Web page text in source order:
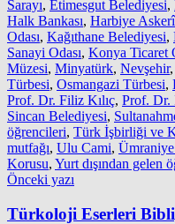
Sarayı, Etimesgut Belediyesi,
Halk Bankası, Harbiye
Odası, Kağıthane Belediyesi,
Sanayi Odası, Konya Ticaret
Müzesi, Minyatürk, Nevşehir,
Türbesi, Osmangazi Türbesi,
Prof. Dr. Filiz Kılıç, Prof. Dr.
Sincan Belediyesi,
öğrencileri, Türk İşbirliği ve
mutfağı, Ulu Cami,
Korusu, Yurt dışından gelen
Yazı
gezinmesi
Önceki yazı
Türkoloji Eserleri